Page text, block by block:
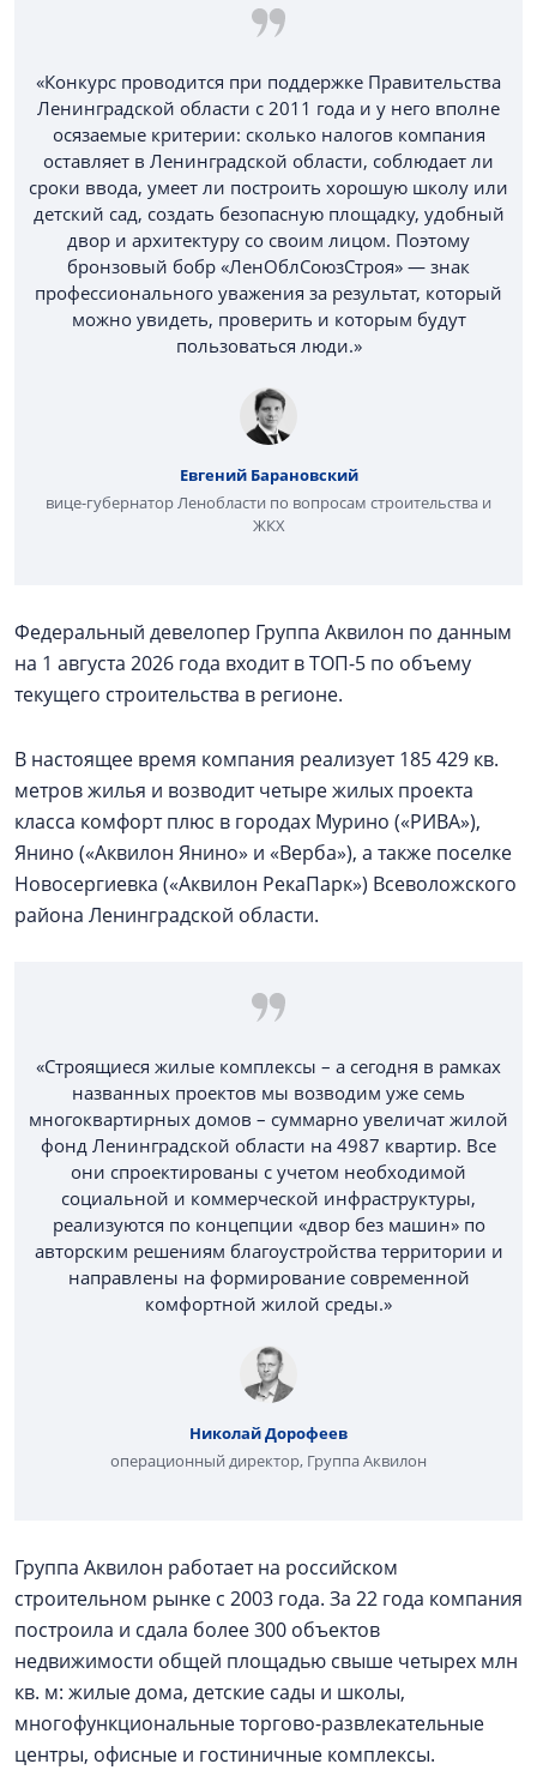
«Конкурс проводится при поддержке Правительства
Ленинградской области с 2011 года и у него вполне
осязаемые критерии: сколько налогов компания
оставляет в Ленинградской области, соблюдает ли
сроки ввода, умеет ли построить хорошую школу или
детский сад, создать безопасную площадку, удобный
двор и архитектуру со своим лицом. Поэтому
бронзовый бобр «ЛенОблСоюзСтроя» — знак
профессионального уважения за результат, который
можно увидеть, проверить и которым будут
пользоваться люди.»
Евгений Барановский
вице-губернатор Ленобласти по вопросам строительства и
ЖКХ
Федеральный девелопер Группа Аквилон по данным
на 1 августа 2026 года входит в ТОП-5 по объему
текущего строительства в регионе.
В настоящее время компания реализует 185 429 кв.
метров жилья и возводит четыре жилых проекта
класса комфорт плюс в городах Мурино («РИВА»),
Янино («Аквилон Янино» и «Верба»), а также поселке
Новосергиевка («Аквилон РекаПарк») Всеволожского
района Ленинградской области.
«Строящиеся жилые комплексы – а сегодня в рамках
названных проектов мы возводим уже семь
многоквартирных домов – суммарно увеличат жилой
фонд Ленинградской области на 4987 квартир. Все
они спроектированы с учетом необходимой
социальной и коммерческой инфраструктуры,
реализуются по концепции «двор без машин» по
авторским решениям благоустройства территории и
направлены на формирование современной
комфортной жилой среды.»
Николай Дорофеев
операционный директор, Группа Аквилон
Группа Аквилон работает на российском
строительном рынке с 2003 года. За 22 года компания
построила и сдала более 300 объектов
недвижимости общей площадью свыше четырех млн
кв. м: жилые дома, детские сады и школы,
многофункциональные торгово-развлекательные
центры, офисные и гостиничные комплексы.